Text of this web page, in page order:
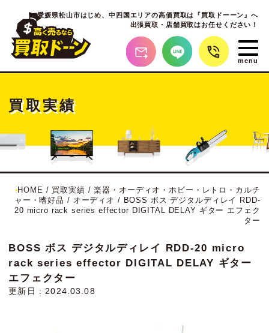
愛媛県松山市はじめ、中四国エリアの高価買取は『買取ドーーン』へ
出張買取・店舗買取はお任せください！
買取実績
HOME / 買取実績 /楽器・オーディオ・ホビー・レトロ・カルチ
ャー・嗜好品 / オーディオ / BOSS ボス デジタルディレイ RDD-
20 micro rack series effector DIGITAL DELAY ギター エフェク
ター
BOSS ボス デジタルディレイ RDD-20 micro
rack series effector DIGITAL DELAY ギター
エフェクター
更新日 : 2024.03.08